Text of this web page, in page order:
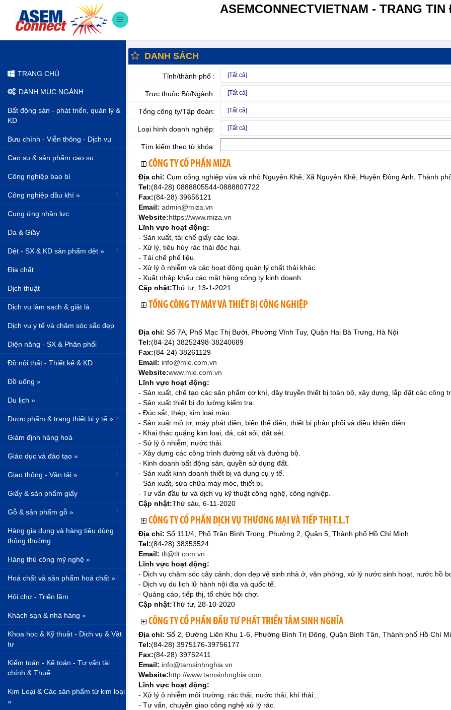
ASEMCONNECTVIETNAM - TRANG
TRANG CHỦ
DANH MỤC NGÀNH
Bất động sản - phát triển, quản lý &
KD
Bưu chính - Viễn thông - Dịch vụ
Cao su & sản phẩm cao su
Công nghiệp bao bì
Công nghiệp dầu khí »
Cung ứng nhân lực
Da & Giầy
Dệt - SX & KD sản phẩm dệt »
Địa chất
Dịch thuật
Dịch vụ làm sạch & giặt là
Dịch vụ y tế và chăm sóc sắc đẹp
Điện năng - SX & Phân phối
Đồ nội thất - Thiết kế & KD
Đồ uống »
Du lịch »
Dược phẩm & trang thiết bị y tế »
Giám định hàng hoá
Giáo dục và đào tạo »
Giao thông - Vận tải »
Giấy & sản phẩm giấy
Gỗ & sản phẩm gỗ »
Hàng gia dụng và hàng tiêu dùng
thông thường
Hàng thủ công mỹ nghệ »
Hoá chất và sản phẩm hoá chất »
Hội chợ - Triển lãm
Khách sạn & nhà hàng »
Khoa học & Kỹ thuật - Dịch vụ & Vật
tư
Kiểm toán - Kế toán - Tư vấn tài
chính & Thuế
Kim Loại & Các sản phẩm từ kim loại
»
DANH SÁCH
Tỉnh/thành phố :
Trực thuộc Bộ/Ngành:
Tổng công ty/Tập đoàn:
Loại hình doanh nghiệp:
Tìm kiếm theo từ khóa:
CÔNG TY CỔ PHẦN MIZA
Địa chỉ: Cụm công nghiệp vừa và nhỏ Nguyên Khê, Xã Nguyên Khê, Huyện Đông Anh, Thành
Tel:(84-28) 0888805544-0888807722
Fax:(84-28) 39656121
Email: admin@miza.vn
Website:https://www.miza.vn
Lĩnh vực hoạt động:
- Sản xuất, tái chế giấy các loại.
- Xử lý, tiêu hủy rác thải độc hại.
- Tái chế phế liệu.
- Xử lý ô nhiễm và các hoạt động quản lý chất thải khác.
- Xuất nhập khẩu các mặt hàng công ty kinh doanh.
Cập nhật:Thứ tư, 13-1-2021
TỔNG CÔNG TY MÁY VÀ THIẾT BỊ CÔNG NGHIỆP
Địa chỉ: Số 7A, Phố Mạc Thị Bưởi, Phường Vĩnh Tuy, Quận Hai Bà Trưng, Hà Nội
Tel:(84-24) 38252498-38240689
Fax:(84-24) 38261129
Email: info@mie.com.vn
Website:www.mie.com.vn
Lĩnh vực hoạt động:
- Sản xuất, chế tạo các sản phẩm cơ khí, dây truyền thiết bị toàn bộ, xây dựng, lắp đặt các công
- Sản xuất thiết bị đo lường kiểm tra.
- Đúc sắt, thép, kim loại màu.
- Sản xuất mô tơ, máy phát điện, biến thế điện, thiết bị phân phối và điều khiển điện.
- Khai thác quặng kim loại, đá, cát sỏi, đất sét.
- Sử lý ô nhiễm, nước thải.
- Xây dựng các công trình đường sắt và đường bộ.
- Kinh doanh bất động sản, quyền sử dụng đất.
- Sản xuất kinh doanh thiết bị và dụng cụ y tế.
- Sản xuất, sửa chữa máy móc, thiết bị.
- Tư vấn đầu tư và dịch vụ kỹ thuật công nghệ, công nghiệp.
Cập nhật:Thứ sáu, 6-11-2020
CÔNG TY CỔ PHẦN DỊCH VỤ THƯƠNG MẠI VÀ TIẾP THỊ T.L.T
Địa chỉ: Số 111/4, Phố Trần Bình Trọng, Phường 2, Quận 5, Thành phố Hồ Chí Minh
Tel:(84-28) 38353524
Email: tlt@tlt.com.vn
Lĩnh vực hoạt động:
- Dịch vụ chăm sóc cây cảnh, dọn dẹp vệ sinh nhà ở, văn phòng, xử lý nước sinh hoạt, nước hồ
- Dịch vụ du lịch lữ hành nội địa và quốc tế.
- Quảng cáo, tiếp thị, tổ chức hội chợ.
Cập nhật:Thứ tư, 28-10-2020
CÔNG TY CỔ PHẦN ĐẦU TƯ PHÁT TRIỂN TÂM SINH NGHĨA
Địa chỉ: Số 2, Đường Liên Khu 1-6, Phường Bình Trị Đông, Quận Bình Tân, Thành phố Hồ Chí
Tel:(84-28) 3975176-39756177
Fax:(84-28) 39752411
Email: info@tamsinhnghia.vn
Website:http://www.tamsinhnghia.com
Lĩnh vực hoạt động:
- Xử lý ô nhiễm môi trường: rác thải, nước thải, khí thải...
- Tư vấn, chuyển giao công nghệ xử lý rác.